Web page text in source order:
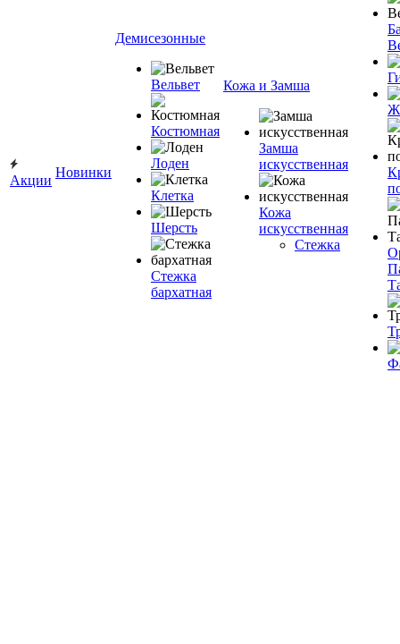
Акции
Новинки
Демисезонные
Вельвет
Костюмная
Лоден
Клетка
Шерсть
Стежка
бархатная
Кожа и Замша
Замша
искусственная
Кожа
искусственная
Стежка